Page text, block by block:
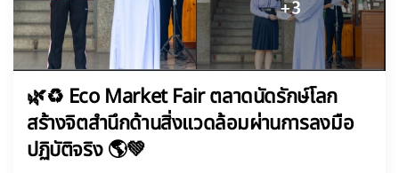
🌿♻️ Eco Market Fair ตลาดนัดรักษ์โลก
สร้างจิตสำนึกด้านสิ่งแวดล้อมผ่านการลงมือ
ปฏิบัติจริง 🌎💚